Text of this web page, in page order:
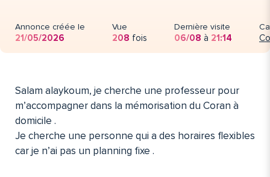
Annonce créée le
21/05/2026
Vue
208 fois
Dernière visite
06/08 à 21:14
Salam alaykoum, je cherche une professeur pour
m’accompagner dans la mémorisation du Coran à
domicile .
Je cherche une personne qui a des horaires flexibles
car je n’ai pas un planning fixe .